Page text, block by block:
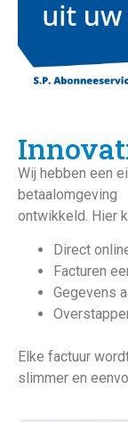
Wij hebben een
betaalomgeving
ontwikkeld. Hier
Direct
Facturen
Gegevens
Elke factuur
slimmer en